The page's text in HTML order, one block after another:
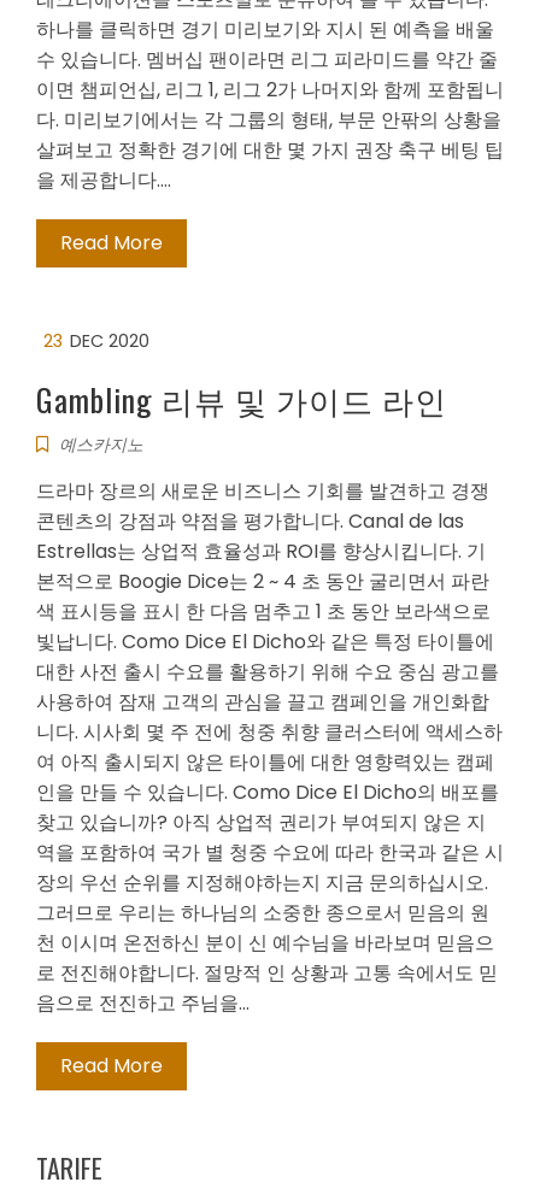
하나를 클릭하면 경기 미리보기와 지시 된 예측을 배울
수 있습니다. 멤버십 팬이라면 리그 피라미드를 약간 줄
이면 챔피언십, 리그 1, 리그 2가 나머지와 함께 포함됩니
다. 미리보기에서는 각 그룹의 형태, 부문 안팎의 상황을
살펴보고 정확한 경기에 대한 몇 가지 권장 축구 베팅 팁
을 제공합니다.…
Read More
23 DEC 2020
Gambling 리뷰 및 가이드 라인
예스카지노
드라마 장르의 새로운 비즈니스 기회를 발견하고 경쟁
콘텐츠의 강점과 약점을 평가합니다. Canal de las
Estrellas는 상업적 효율성과 ROI를 향상시킵니다. 기
본적으로 Boogie Dice는 2 ~ 4 초 동안 굴리면서 파란
색 표시등을 표시 한 다음 멈추고 1 초 동안 보라색으로
빛납니다. Como Dice El Dicho와 같은 특정 타이틀에
대한 사전 출시 수요를 활용하기 위해 수요 중심 광고를
사용하여 잠재 고객의 관심을 끌고 캠페인을 개인화합
니다. 시사회 몇 주 전에 청중 취향 클러스터에 액세스하
여 아직 출시되지 않은 타이틀에 대한 영향력있는 캠페
인을 만들 수 있습니다. Como Dice El Dicho의 배포를
찾고 있습니까? 아직 상업적 권리가 부여되지 않은 지
역을 포함하여 국가 별 청중 수요에 따라 한국과 같은 시
장의 우선 순위를 지정해야하는지 지금 문의하십시오.
그러므로 우리는 하나님의 소중한 종으로서 믿음의 원
천 이시며 온전하신 분이 신 예수님을 바라보며 믿음으
로 전진해야합니다. 절망적 인 상황과 고통 속에서도 믿
음으로 전진하고 주님을…
Read More
TARIFE